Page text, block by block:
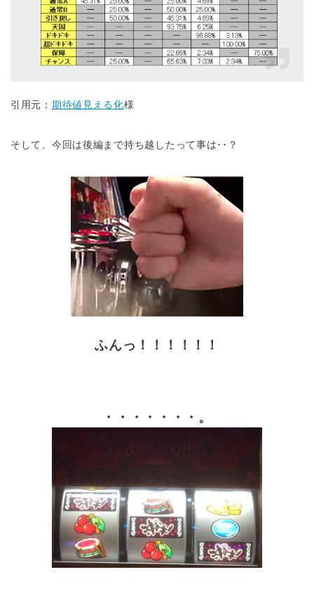
引用元： 期待値見える化様
そして、今回は後編まで持ち越したって事は･･？
ふんっ！！！！！！
・・・・・・・。